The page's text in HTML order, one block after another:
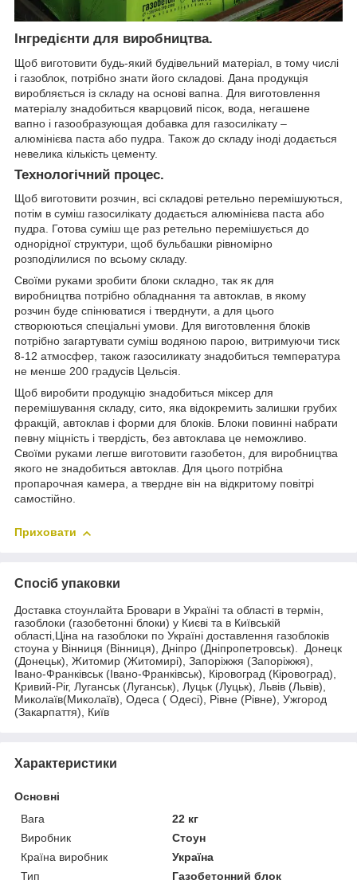
Інгредієнти для виробництва.
Щоб виготовити будь-який будівельний матеріал, в тому числі
і газоблок, потрібно знати його складові. Дана продукція
виробляється із складу на основі вапна. Для виготовлення
матеріалу знадобиться кварцовий пісок, вода, негашене
вапно і газообразующая добавка для газосилікату –
алюмінієва паста або пудра. Також до складу іноді додається
невелика кількість цементу.
Технологічний процес.
Щоб виготовити розчин, всі складові ретельно перемішуються,
потім в суміш газосилікату додається алюмінієва паста або
пудра. Готова суміш ще раз ретельно перемішується до
однорідної структури, щоб бульбашки рівномірно
розподілилися по всьому складу.
Своїми руками зробити блоки складно, так як для
виробництва потрібно обладнання та автоклав, в якому
розчин буде спінюватися і тверднути, а для цього
створюються спеціальні умови. Для виготовлення блоків
потрібно загартувати суміш водяною парою, витримуючи тиск
8-12 атмосфер, також газосиликату знадобиться температура
не менше 200 градусів Цельсія.
Щоб виробити продукцію знадобиться міксер для
перемішування складу, сито, яка відокремить залишки грубих
фракцій, автоклав і форми для блоків. Блоки повинні набрати
певну міцність і твердість, без автоклава це неможливо.
Своїми руками легше виготовити газобетон, для виробництва
якого не знадобиться автоклав. Для цього потрібна
пропарочная камера, а твердне він на відкритому повітрі
самостійно.
Приховати
Спосіб упаковки
Доставка стоунлайта Бровари в Україні та області в термін,
газоблоки (газобетонні блоки) у Києві та в Київській
області,Ціна на газоблоки по Україні доставлення газоблоків
стоуна у Вінниця (Вінниця), Дніпро (Дніпропетровськ). Донецк
(Донецьк), Житомир (Житомирі), Запоріжжя (Запоріжжя),
Івано-Франківськ (Івано-Франківськ), Кіровоград (Кіровоград),
Кривий-Ріг, Луганськ (Луганськ), Луцьк (Луцьк), Львів (Львів),
Миколаїв(Миколаїв), Одеса ( Одесі), Рівне (Рівне), Ужгород
(Закарпаття), Київ
Характеристики
Основні
Вага
22 кг
Виробник
Стоун
Країна виробник
Україна
Тип
Газобетонний блок